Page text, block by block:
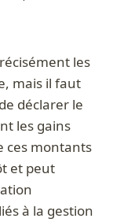
les
mais il faut
déclarer le
les gains
ces montants
et peut
à la gestion